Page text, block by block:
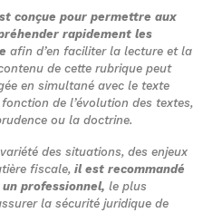
que la société
mère d’un
auquel
2N, a déclaré
septembre 2016
à raison de
cette filiale au
en 2014 et 2015.
conçue pour permettre aux
rapidement les
afin d’en faciliter la lecture et la
de cette rubrique peut
en simultané avec le texte
de l’évolution des textes,
ou la doctrine.
des situations, des enjeux
fiscale, il est recommandé
professionnel, le plus
la sécurité juridique de